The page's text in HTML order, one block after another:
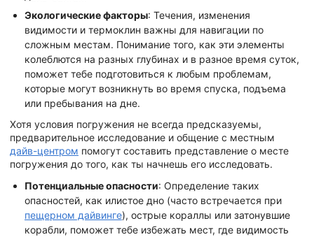
Экологические факторы: Течения, изменения
видимости и термоклин важны для навигации по
сложным местам. Понимание того, как эти элементы
колеблются на разных глубинах и в разное время суток,
поможет тебе подготовиться к любым проблемам,
которые могут возникнуть во время спуска, подъема
или пребывания на дне.
Хотя условия погружения не всегда предсказуемы,
предварительное исследование и общение с местным
дайв-центром помогут составить представление о месте
погружения до того, как ты начнешь его исследовать.
Потенциальные опасности: Определение таких
опасностей, как илистое дно (часто встречается при
пещерном дайвинге), острые кораллы или затонувшие
корабли, поможет тебе избежать мест, где видимость